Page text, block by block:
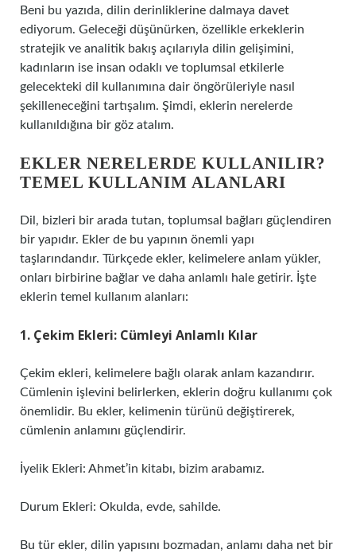
Beni bu yazıda, dilin derinliklerine dalmaya davet
ediyorum. Geleceği düşünürken, özellikle erkeklerin
stratejik ve analitik bakış açılarıyla dilin gelişimini,
kadınların ise insan odaklı ve toplumsal etkilerle
gelecekteki dil kullanımına dair öngörüleriyle nasıl
şekilleneceğini tartışalım. Şimdi, eklerin nerelerde
kullanıldığına bir göz atalım.
EKLER NERELERDE KULLANILIR?
TEMEL KULLANIM ALANLARI
Dil, bizleri bir arada tutan, toplumsal bağları güçlendiren
bir yapıdır. Ekler de bu yapının önemli yapı
taşlarındandır. Türkçede ekler, kelimelere anlam yükler,
onları birbirine bağlar ve daha anlamlı hale getirir. İşte
eklerin temel kullanım alanları:
1. Çekim Ekleri: Cümleyi Anlamlı Kılar
Çekim ekleri, kelimelere bağlı olarak anlam kazandırır.
Cümlenin işlevini belirlerken, eklerin doğru kullanımı çok
önemlidir. Bu ekler, kelimenin türünü değiştirerek,
cümlenin anlamını güçlendirir.
İyelik Ekleri: Ahmet’in kitabı, bizim arabamız.
Durum Ekleri: Okulda, evde, sahilde.
Bu tür ekler, dilin yapısını bozmadan, anlamı daha net bir